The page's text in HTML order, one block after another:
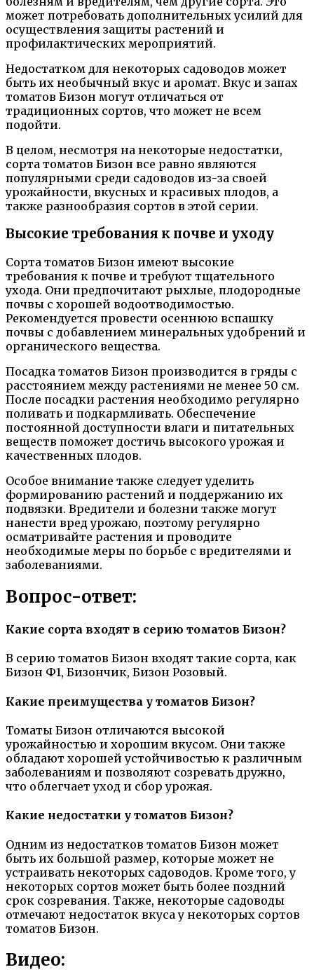
может потребовать дополнительных усилий для
осуществления защиты растений и
профилактических мероприятий.
Недостатком для некоторых садоводов может
быть их необычный вкус и аромат. Вкус и запах
томатов Бизон могут отличаться от
традиционных сортов, что может не всем
подойти.
В целом, несмотря на некоторые недостатки,
сорта томатов Бизон все равно являются
популярными среди садоводов из-за своей
урожайности, вкусных и красивых плодов, а
также разнообразия сортов в этой серии.
Высокие требования к почве и уходу
Сорта томатов Бизон имеют высокие
требования к почве и требуют тщательного
ухода. Они предпочитают рыхлые, плодородные
почвы с хорошей водоотводимостью.
Рекомендуется провести осеннюю вспашку
почвы с добавлением минеральных удобрений и
органического вещества.
Посадка томатов Бизон производится в гряды с
расстоянием между растениями не менее 50 см.
После посадки растения необходимо регулярно
поливать и подкармливать. Обеспечение
постоянной доступности влаги и питательных
веществ поможет достичь высокого урожая и
качественных плодов.
Особое внимание также следует уделить
формированию растений и поддержанию их
подвязки. Вредители и болезни также могут
нанести вред урожаю, поэтому регулярно
осматривайте растения и проводите
необходимые меры по борьбе с вредителями и
заболеваниями.
Вопрос-ответ:
Какие сорта входят в серию томатов Бизон?
В серию томатов Бизон входят такие сорта, как
Бизон Ф1, Бизончик, Бизон Розовый.
Какие преимущества у томатов Бизон?
Томаты Бизон отличаются высокой
урожайностью и хорошим вкусом. Они также
обладают хорошей устойчивостью к различным
заболеваниям и позволяют созревать дружно,
что облегчает уход и сбор урожая.
Какие недостатки у томатов Бизон?
Одним из недостатков томатов Бизон может
быть их большой размер, которые может не
устраивать некоторых садоводов. Кроме того, у
некоторых сортов может быть более поздний
срок созревания. Также, некоторые садоводы
отмечают недостаток вкуса у некоторых сортов
томатов Бизон.
Видео: